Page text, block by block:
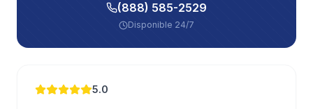
(888) 585-2529
Disponible 24/7
5.0